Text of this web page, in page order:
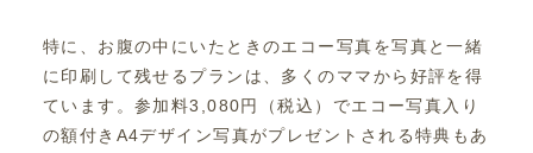
特に、お腹の中にいたときのエコー写真を写真と一緒
に印刷して残せるプランは、多くのママから好評を得
ています。参加料3,080円（税込）でエコー写真入り
の額付きA4デザイン写真がプレゼントされる特典もあ